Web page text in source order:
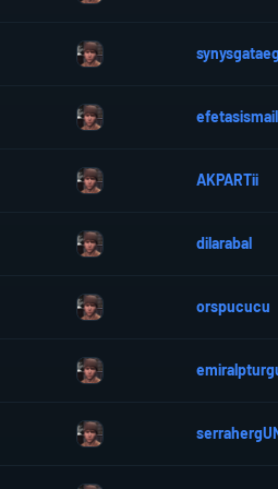
efetasismail
AKPARTii
dilarabal
orspucucu